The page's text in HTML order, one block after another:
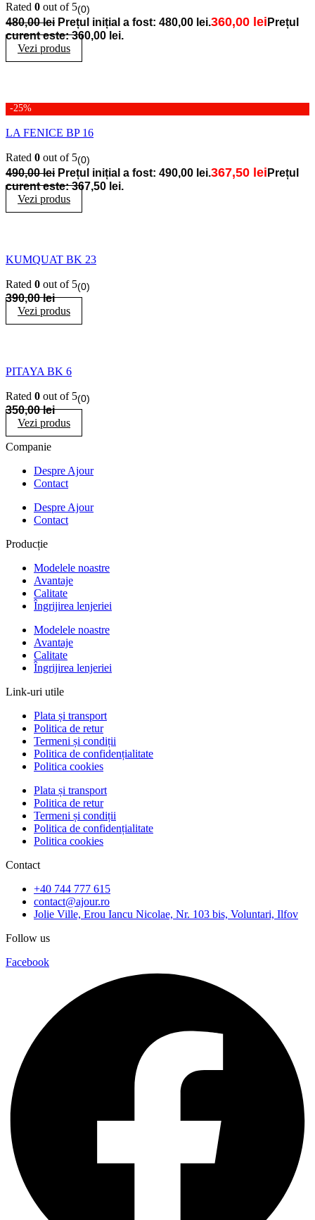
Rated 0 out of 5(0)
480,00lei Prețul inițial a fost: 480,00 lei.360,00 lei Prețul
curent este: 360,00 lei.
Vezi produs
-25%
LA FENICE BP 16
Rated 0 out of 5(0)
490,00lei Prețul inițial a fost: 490,00 lei.367,50 lei Prețul
curent este: 367,50 lei.
Vezi produs
KUMQUAT BK 23
Rated 0 out of 5(0)
390,00lei
Vezi produs
PITAYA BK 6
Rated 0 out of 5(0)
350,00lei
Vezi produs
Companie
Despre Ajour
Contact
Despre Ajour
Contact
Producție
Modelele noastre
Avantaje
Calitate
Îngrijirea lenjeriei
Modelele noastre
Avantaje
Calitate
Îngrijirea lenjeriei
Link-uri utile
Plata și transport
Politica de retur
Termeni și condiții
Politica de confidențialitate
Politica cookies
Plata și transport
Politica de retur
Termeni și condiții
Politica de confidențialitate
Politica cookies
Contact
+40 744 777 615
contact@ajour.ro
Jolie Ville, Erou Iancu Nicolae, Nr. 103 bis, Voluntari, Ilfov
Follow us
Facebook